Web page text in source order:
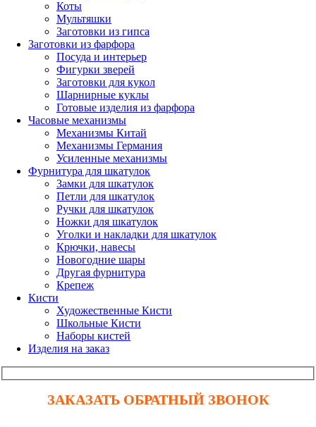
Коты
Мультяшки
Заготовки из гипса
Заготовки из фарфора
Посуда и интерьер
Фигурки зверей
Заготовки для кукол
Шарнирные куклы
Готовые изделия из фарфора
Часовые механизмы
Механизмы Китай
Механизмы Германия
Усиленные механизмы
Фурнитура для шкатулок
Замки для шкатулок
Петли для шкатулок
Ручки для шкатулок
Ножки для шкатулок
Уголки и накладки для шкатулок
Крючки, навесы
Новогодние шары
Другая фурнитура
Крепеж
Кисти
Художественные Кисти
Школьные Кисти
Наборы кистей
Изделия на заказ
ЗАКАЗАТЬ ОБРАТНЫЙ ЗВОНОК